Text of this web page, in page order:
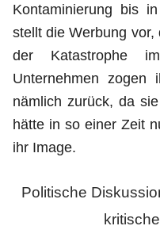
Kontaminierung bis
stellt die Werbung vor,
der Katastrophe
Unternehmen zogen
nämlich zurück, da
hätte in so einer Zeit
ihr Image.
Politische